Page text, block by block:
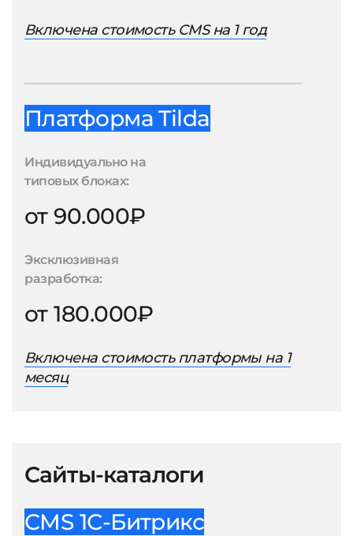
Включена стоимость CMS на 1 год
Платформа Tilda
Индивидуально на
типовых блоках:
от 90.000₽
Эксклюзивная
разработка:
от 180.000₽
Включена стоимость платформы на 1
месяц
Сайты-каталоги
CMS 1С-Битрикс